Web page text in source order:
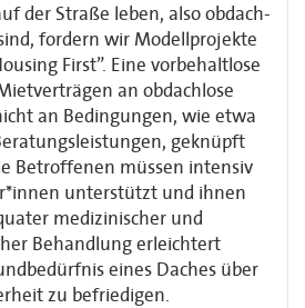
der Straße leben, also obdach-
fordern wir Modellprojekte
First”. Eine vorbehaltlose
an obdachlose
an Bedingungen, wie etwa
geknüpft
Betroffenen müssen intensiv
unterstützt und ihnen
medizinischer und
Behandlung erleichtert
eines Daches über
zu befriedigen.